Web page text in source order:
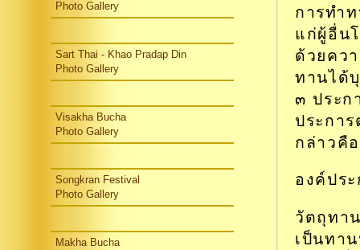
Photo Gallery
Sart Thai - Khao Pradap Din
Photo Gallery
Visakha Bucha
Photo Gallery
Songkran Festival
Photo Gallery
Makha Bucha
การทำ
แก่ผู้อื่น
ด้วยคว
ทานได้
๓ ประก
ประกา
กล่าวคือ
องค์ปร
วัตถุทา
เป็นทา